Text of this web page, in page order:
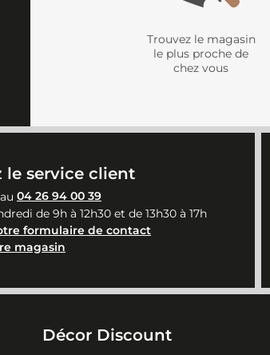
Trouvez le magasin
le plus proche de
chez vous
le service client
04 26 94 00 39
de 9h à 12h30 et de 13h30 à 17h
formulaire de contact
magasin
Décor Discount